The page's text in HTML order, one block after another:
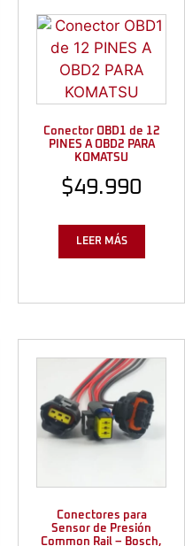
Conector OBD1 de 12
PINES A OBD2 PARA
KOMATSU
$49.990
LEER MÁS
Conectores para
Sensor de Presión
Common Rail – Bosch,